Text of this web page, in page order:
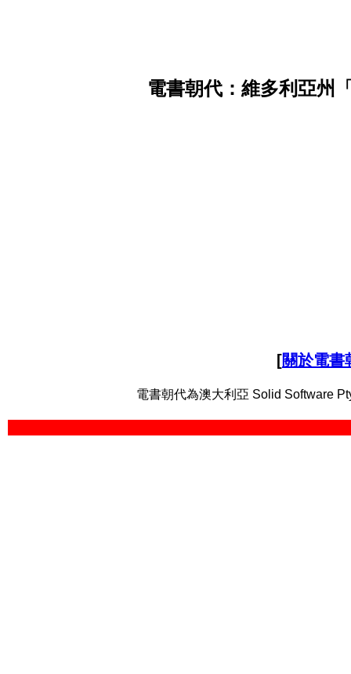
電書朝代：維多利亞州
[關於電書
電書朝代為澳大利亞 Solid Software